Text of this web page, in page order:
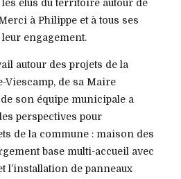
élus du territoire autour de
à Philippe et à tous ses
engagement.
autour des projets de la
Viescamp, de sa Maire
son équipe municipale a
perspectives pour
de la commune : maison des
base multi-accueil avec
l’installation de panneaux